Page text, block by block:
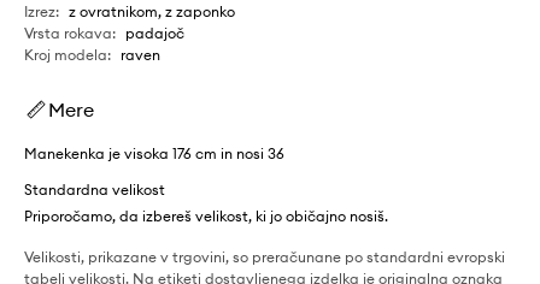
Izrez: z ovratnikom, z zaponko
Vrsta rokava: padajoč
Kroj modela: raven
Mere
Manekenka je visoka 176 cm in nosi 36
Standardna velikost
Priporočamo, da izbereš velikost, ki jo običajno nosiš.
Velikosti, prikazane v trgovini, so preračunane po standardni evropski
tabeli velikosti. Na etiketi dostavljenega izdelka je originalna oznaka